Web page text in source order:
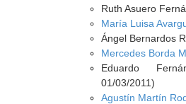
Ruth Asuero
María Luisa
Ángel Bernardos
Mercedes Borda
Eduardo
01/03/2011)
Agustín Martín